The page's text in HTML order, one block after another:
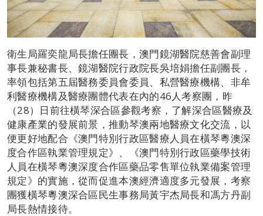
衛生局羅奕龍局長擔任團長，澳門鏡湖醫院慈善會副理
事長兼秘書長、鏡湖醫院行政院長吳培娟擔任副團長，
率領包括第五屆醫務委員會委員、私營醫療機構、非牟
利醫療機構及醫療團體代表在內的46人考察團，昨
（28）日前往橫琴深合區參觀考察，了解深合區醫療及
健康產業的發展前景，推動琴澳兩地醫療文化交流，以
便更好地配合《澳門特別行政區醫療人員在橫琴粵澳深
度合作區執業管理規定》、《澳門特別行政區藥學技術
人員在橫琴粵澳深度合作區藥品零售單位執業備案管理
規定》的實施，從而促進本澳經濟適度多元發展，考察
團獲橫琴粵澳深合區民生事務局黃宇杰局長和馮方丹副
局長熱情接待。